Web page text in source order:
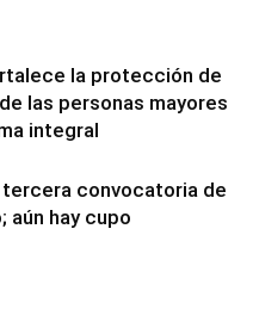
la protección de
las personas mayores
integral
tercera convocatoria de
aún hay cupo